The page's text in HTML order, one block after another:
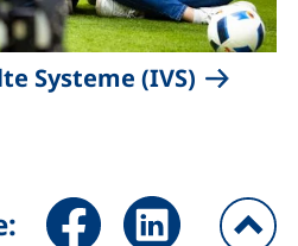
Systeme (IVS)
Seite über Facebook teilen
Seite über